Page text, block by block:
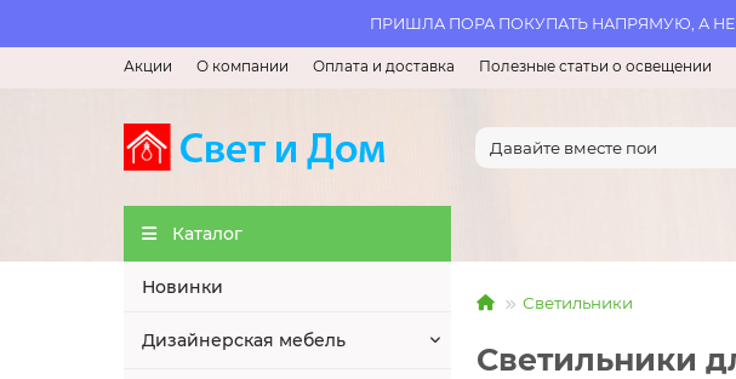
ПРИШЛА ПОРА ПОКУПАТЬ НАПРЯМУЮ, А
Акции О компании Оплата и доставка Полезные статьи о освещении
Каталог
Новинки
Дизайнерская мебель
Светильники
Светильники